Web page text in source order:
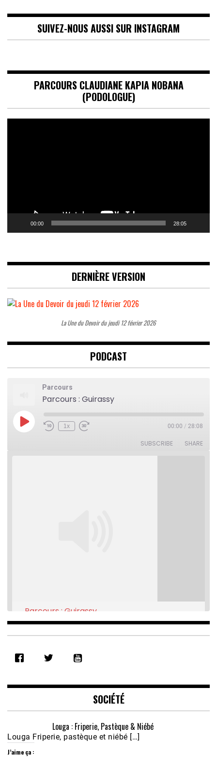
SUIVEZ-NOUS AUSSI SUR INSTAGRAM
PARCOURS CLAUDIANE KAPIA NOBANA
(PODOLOGUE)
00:00 28:05
DERNIÈRE VERSION
La Une du Devoir du jeudi 12 février 2026
PODCAST
Parcours
Parcours : Guirassy
Play
Episode
Rewind
1x
Fast
00:00 / 28:08
SUBSCRIBE SHARE
RSS FEED
EMBED
Parcours : Guirassy
Feb 16, 2021 • 28:08
SOCIÉTÉ
Louga : Friperie, Pastèque & Niébé
Louga Friperie, pastèque et niébé […]
J’aime ça :